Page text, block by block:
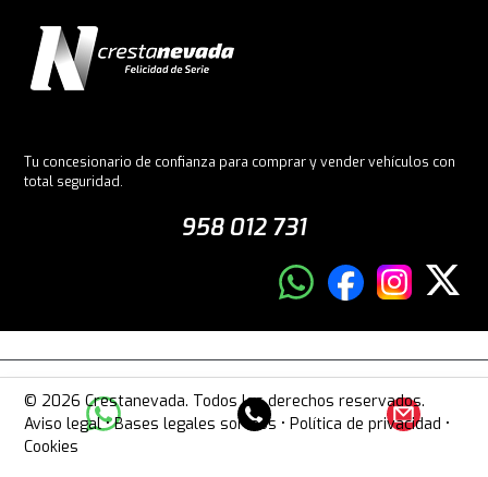
Tu concesionario de confianza para comprar y vender vehículos con
total seguridad.
958 012 731
© 2026 Crestanevada. Todos los derechos reservados.
Aviso legal•Bases legales sorteos •Política de privacidad •
Cookies